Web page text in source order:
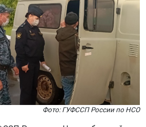
Фото: ГУФССП России по НСО